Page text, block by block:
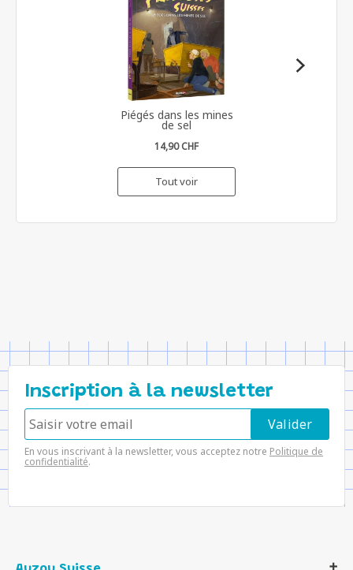
Piégés dans les mines
de sel
14,90 CHF
Tout voir
Inscription à la newsletter
En vous inscrivant à la newsletter, vous acceptez notre Politique de
confidentialité.